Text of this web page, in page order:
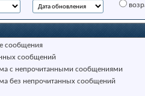
сообщения
сообщений
с непрочитанными сообщениями
без непрочитанных сообщений